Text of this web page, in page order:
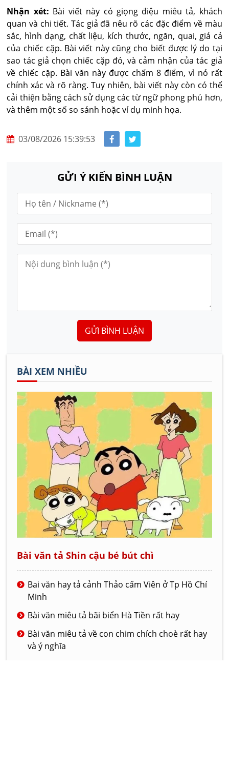
Nhận xét: Bài viết này có giọng điệu miêu tả, khách
quan và chi tiết. Tác giả đã nêu rõ các đặc điểm về màu
sắc, hình dạng, chất liệu, kích thước, ngăn, quai, giá cả
của chiếc cặp. Bài viết này cũng cho biết được lý do tại
sao tác giả chọn chiếc cặp đó, và cảm nhận của tác giả
về chiếc cặp. Bài văn này được chấm 8 điểm, vì nó rất
chính xác và rõ ràng. Tuy nhiên, bài viết này còn có thể
cải thiện bằng cách sử dụng các từ ngữ phong phú hơn,
và thêm một số so sánh hoặc ví dụ minh họa.
03/08/2026 15:39:53
GỬI Ý KIẾN BÌNH LUẬN
GỬI BÌNH LUẬN
BÀI XEM NHIỀU
Bài văn tả Shin cậu bé bút chì
Bai văn hay tả cảnh Thảo cấm Viên ở Tp Hồ Chí
Minh
Bài văn miêu tả bãi biển Hà Tiền rất hay
Bài văn miêu tả về con chim chích choè rất hay
và ý nghĩa